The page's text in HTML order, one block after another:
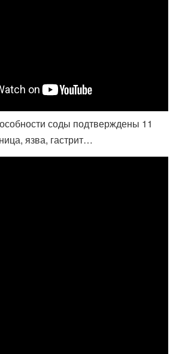
соды подтверждены 11
язва, гастрит…